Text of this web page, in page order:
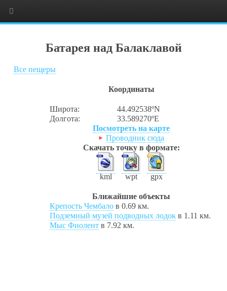
Батарея над Балаклавой
Все пещеры
Координаты
Широта:
44.492538ºN
Долгота:
33.589270ºE
Посмотреть на карте
Проводник сюда
Скачать точку в формате:
kml wpt gpx
Ближайшие объекты
Крепость Чембалов 0.69 км.
Подземный музей подводных лодокв 1.11 км.
Мыс Фиолентв 7.92 км.